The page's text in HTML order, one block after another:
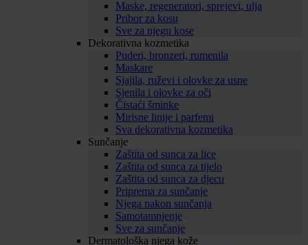
Maske, regeneratori, sprejevi, ulja
Pribor za kosu
Sve za njegu kose
Dekorativna kozmetika
Puderi, bronzeri, rumenila
Maskare
Sjajila, ruževi i olovke za usne
Sjenila i olovke za oči
Čistaći šminke
Mirisne linije i parfemi
Sva dekorativna kozmetika
Sunčanje
Zaštita od sunca za lice
Zaštita od sunca za tijelo
Zaštita od sunca za djecu
Priprema za sunčanje
Njega nakon sunčanja
Samotamnjenje
Sve za sunčanje
Dermatološka njega kože